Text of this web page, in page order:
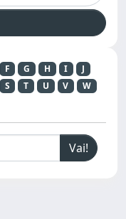
F G H I
J
S T U V
W